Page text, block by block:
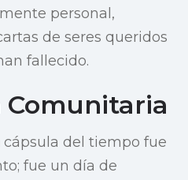
personal,
de seres queridos
fallecido.
Comunitaria
del tiempo fue
fue un día de